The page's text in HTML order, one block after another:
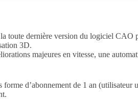
toute dernière version du logiciel CAO
3D.
majeures en vitesse, une
forme d’abonnement de 1 an